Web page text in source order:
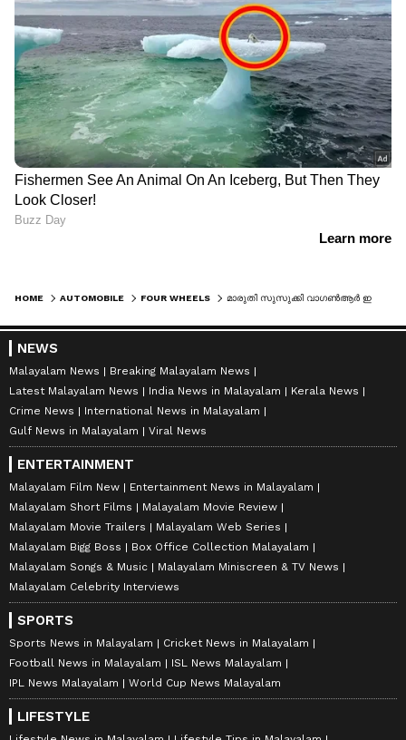
HOME AUTOMOBILE FOUR WHEELS
NEWS
Malayalam News
Breaking Malayalam News
Latest Malayalam News
India News in Malayalam
Kerala News
Crime News
International News in Malayalam
Gulf News in Malayalam
Viral News
ENTERTAINMENT
Malayalam Film New
Entertainment News in Malayalam
Malayalam Short Films
Malayalam Movie Review
Malayalam Movie Trailers
Malayalam Web Series
Malayalam Bigg Boss
Box Office Collection Malayalam
Malayalam Songs & Music
Malayalam Miniscreen & TV News
Malayalam Celebrity Interviews
SPORTS
Sports News in Malayalam
Cricket News in Malayalam
Football News in Malayalam
ISL News Malayalam
IPL News Malayalam
World Cup News Malayalam
LIFESTYLE